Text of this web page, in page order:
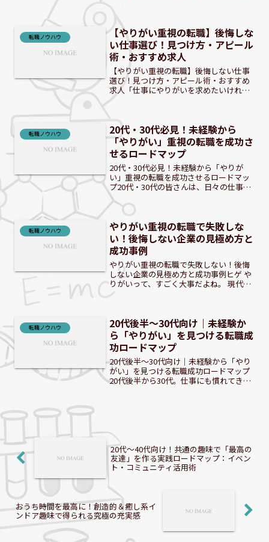
感じていませんか？20代から40代はキャ
リア形成の重要な時期であり、仕事に求
める価値観も多様...
転職ノウハウ
【やりがい重視の転職】後悔しな
い仕事選び！見つけ方・アピール
術・おすすめ求人
【やりがい重視の転職】後悔しない仕事
選び！見つけ方・アピール術・おすすめ
求人「仕事にやりがいを求めたいけれ
ど、どうすれば見つかるのだろう？」そ
けでなく、仕事を通じて得られる充実感
を重視する転職者が増えてい...
転職ノウハウ
20代・30代必見！未経験から
「やりがい」重視の転職を成功さ
せるロードマップ
20代・30代必見！未経験から「やりが
い」重視の転職を成功させるロードマッ
プ20代・30代の皆さんは、日々の仕事に
「このままでいいのか？」と漠然とした
不安を感じていませんか？ 給料だけでな
く、仕事の面白さや社会貢献、自己成長
といった「やりが...
転職ノウハウ
やりがい重視の転職で失敗しな
い！後悔しない企業の見極め方と
成功事例
やりがい重視の転職で失敗しない！後悔
しない企業の見極め方と成功事例ヒゲ や
りがいって、すごく大事だよね。 現代の
転職市場では、給与や待遇だけでなく
求めるだけでは、理想と...
転職ノウハウ
20代後半～30代向け｜未経験か
ら「やりがい」を見つける転職成
功ロードマップ
20代後半～30代向け｜未経験から「やり
がい」を見つける転職成功ロードマップ
20代後半から30代。仕事にも慣れてきた
20代〜40代向け！共通の趣味で「最高の
友達」を作る実践ロードマップ：イベン
ト・コミュニティ活用術
おうち時間を最高に！創造的＆癒し系イ
ンドア趣味で得られる究極の充実感